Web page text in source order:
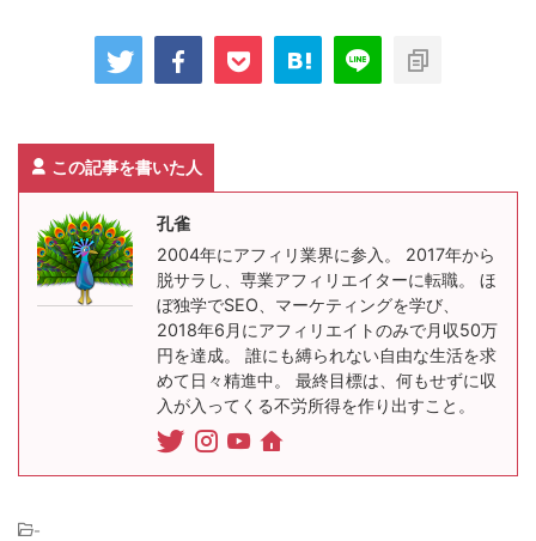
この記事を書いた人
孔雀
2004年にアフィリ業界に参入。 2017年から
脱サラし、専業アフィリエイターに転職。 ほ
ぼ独学でSEO、マーケティングを学び、
2018年6月にアフィリエイトのみで月収50万
円を達成。 誰にも縛られない自由な生活を求
めて日々精進中。 最終目標は、何もせずに収
入が入ってくる不労所得を作り出すこと。
-